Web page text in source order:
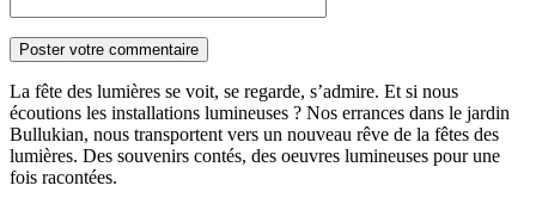
La fête des lumières se voit, se regarde, s’admire. Et si nous
écoutions les installations lumineuses ? Nos errances dans le jardin
Bullukian, nous transportent vers un nouveau rêve de la fêtes des
lumières. Des souvenirs contés, des oeuvres lumineuses pour une
fois racontées.